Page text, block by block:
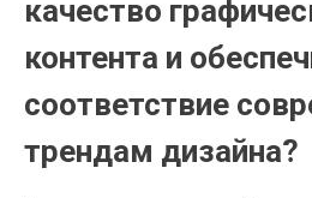
качество
контента и
соответствие
трендам дизайна?